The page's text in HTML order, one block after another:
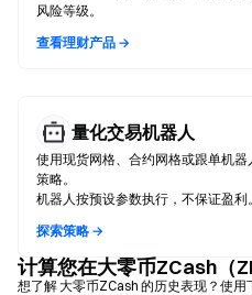
风险等级。
查看理财产品 →
量化交易机器人
使用现货网格、合约网格或跟单机
策略。
机器人按预设参数执行，不保证盈利
探索策略 →
计算您在大零币ZCash（
想了解 大零币ZCash 的历史表现？使